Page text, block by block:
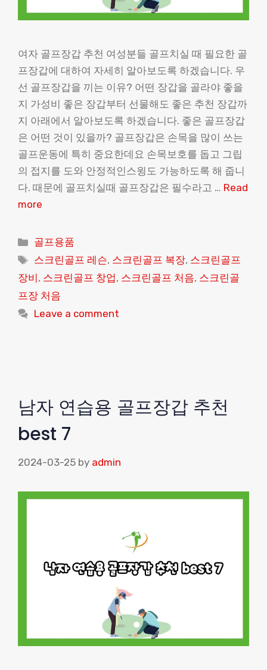
여자 골프장갑 추천 여성분들 골프치실 때 필요한 골
프장갑에 대하여 자세히 알아보도록 하겠습니다. 우
선 골프장갑을 끼는 이유? 어떤 장갑을 골라야 좋을
지 가성비 좋은 장갑부터 선물해도 좋은 추천 장갑까
지 아래에서 알아보도록 하겠습니다. 좋은 골프장갑
은 어떤 것이 있을까? 골프장갑은 손목을 많이 쓰는
골프운동에 특히 중요한데요 손목보호를 돕고 그립
의 접지를 도와 안정적인스윙도 가능하도록 해 줍니
다. 때문에 골프치실때 골프장갑은 필수라고 … Read
more
Categories
골프용품
Tags
스크린골프 레슨, 스크린골프 복장, 스크린골프
장비 , 스크린골프 창업, 스크린골프 처음, 스크린골
프장 처음
Leave a comment
남자 연습용 골프장갑 추천
best 7
2024-03-25 by admin